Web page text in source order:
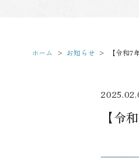
ホーム お知らせ 【令和
【令